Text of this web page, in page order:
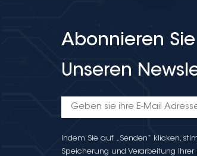
Abonnieren Sie
Unseren
Indem Sie auf „Senden“ klicken,
Speicherung und Verarbeitung Ihrer